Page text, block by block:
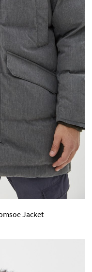
Jacket